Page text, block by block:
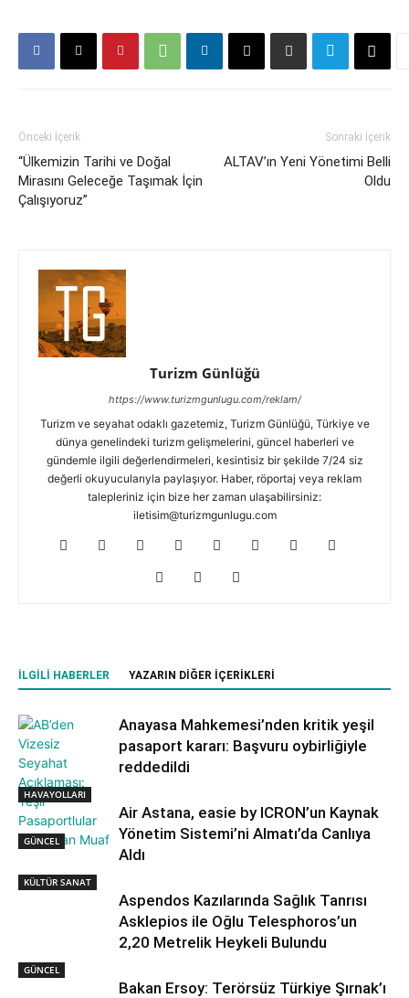
Önceki İçerik
“Ülkemizin Tarihi ve Doğal
Mirasını Geleceğe Taşımak İçin
Çalışıyoruz”
Sonraki İçerik
ALTAV’ın Yeni Yönetimi Belli
Oldu
Turizm Günlüğü
https://www.turizmgunlugu.com/reklam/
Turizm ve seyahat odaklı gazetemiz, Turizm Günlüğü, Türkiye ve
dünya genelindeki turizm gelişmelerini, güncel haberleri ve
gündemle ilgili değerlendirmeleri, kesintisiz bir şekilde 7/24 siz
değerli okuyucularıyla paylaşıyor. Haber, röportaj veya reklam
talepleriniz için bize her zaman ulaşabilirsiniz:
iletisim@turizmgunlugu.com
İLGILI HABERLER YAZARIN DIĞER İÇERIKLERI
GÜNCEL
Anayasa Mahkemesi’nden kritik yeşil
pasaport kararı: Başvuru oybirliğiyle
reddedildi
HAVAYOLLARI
Air Astana, easie by ICRON’un Kaynak
Yönetim Sistemi’ni Almatı’da Canlıya
Aldı
KÜLTÜR SANAT
Aspendos Kazılarında Sağlık Tanrısı
Asklepios ile Oğlu Telesphoros’un
2,20 Metrelik Heykeli Bulundu
GÜNCEL
Bakan Ersoy: Terörsüz Türkiye Şırnak’ı